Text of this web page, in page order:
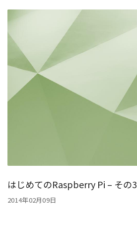
はじめてのRaspberry Pi – その3
2014年02月09日